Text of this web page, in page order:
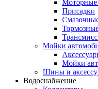
Моторные
Присадки
Мойки
Мойки
Шины и
Водоснабжение